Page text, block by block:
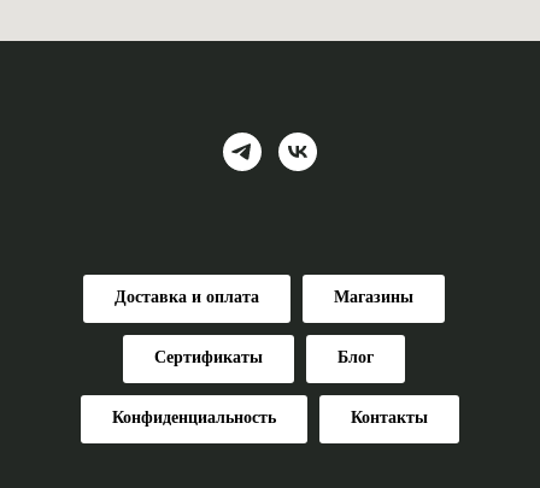
Доставка и оплата Магазины
Сертификаты Блог
Конфиденциальность Контакты